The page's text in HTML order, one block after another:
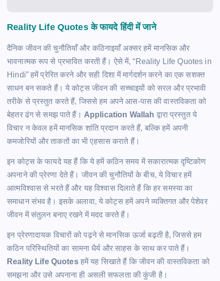
Reality Life Quotes के फायदे हिंदी में जाने
दैनिक जीवन की चुनौतियाँ और कठिनाइयाँ अक्सर हमें मानसिक और
भावनात्मक रूप से प्रभावित करती हैं। ऐसे में, “Reality Life Quotes in
Hindi” हमें प्रेरित करने और सही दिशा में मार्गदर्शन करने का एक सशक्त
साधन बन सकते हैं। ये कोट्स जीवन की सच्चाइयों को सरल और प्रभावी
तरीके से प्रस्तुत करते हैं, जिससे हम अपने आस-पास की वास्तविकता को
बेहतर ढंग से समझ पाते हैं। Application Wallah द्वारा प्रस्तुत ये
विचार न केवल हमें मानसिक शांति प्रदान करते हैं, बल्कि हमें अपनी
कमजोरियों और ताकतों का भी एहसास कराते हैं।
इन कोट्स के फायदे यह हैं कि ये हमें कठिन समय में सकारात्मक दृष्टिकोण
अपनाने की प्रेरणा देते हैं। जीवन की चुनौतियों के बीच, ये विचार हमें
आत्मविश्वास से भरते हैं और यह विश्वास दिलाते हैं कि हर समस्या का
समाधान संभव है। इसके अलावा, ये कोट्स हमें अपने व्यक्तिगत और पेशेवर
जीवन में संतुलन बनाए रखने में मदद करते हैं।
इन प्रेरणादायक विचारों को पढ़ने से मानसिक ऊर्जा बढ़ती है, जिससे हम
कठिन परिस्थितियों का सामना धैर्य और साहस के साथ कर पाते हैं।
Reality Life Quotesहमें यह सिखाते हैं कि जीवन की वास्तविकता को
समझना और उसे अपनाना ही असली सफलता की कुंजी है।